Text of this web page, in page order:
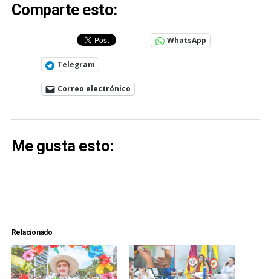
Comparte esto:
WhatsApp
Telegram
Correo electrónico
Me gusta esto:
Relacionado